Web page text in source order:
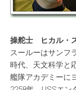
操舵士 ヒカル・
スールーはサンフ
時代、天文科学と
艦隊アカデミーに